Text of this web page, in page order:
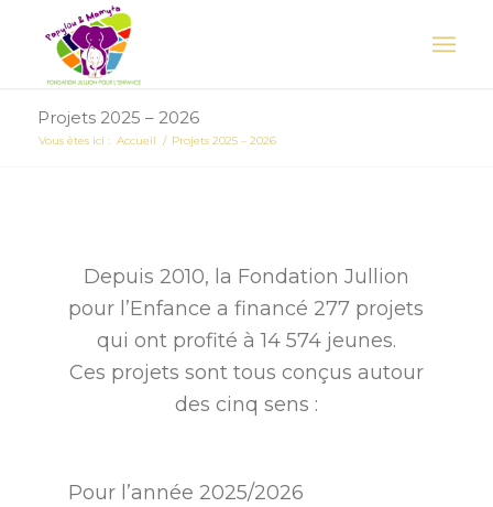
Projets 2025 – 2026
Vous êtes ici : Accueil / Projets 2025 – 2026
Depuis 2010, la Fondation Jullion
pour l’Enfance a financé 277 projets
qui ont profité à 14 574 jeunes.
Ces projets sont tous conçus autour
des cinq sens :
Pour l’année 2025/2026